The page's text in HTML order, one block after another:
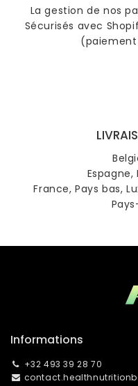
La gestion de nos
Sécurisés avec
(paiement
Espagne,
France, Pays bas,
Informations
+32 493 39 28 70